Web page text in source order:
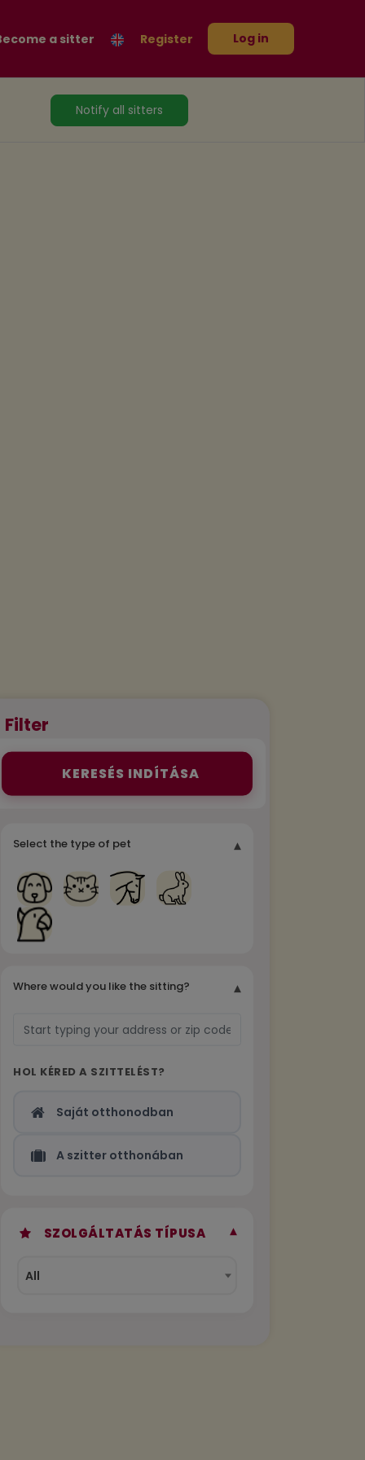
Log in
a sitter Register
Notify all sitters
Filter
KERESÉS INDÍTÁSA
Select the type of pet ▾
Where would you like the sitting? ▾
HOL KÉRED A SZITTELÉST?
Saját otthonodban
A szitter otthonában
SZOLGÁLTATÁS TÍPUSA ▾
All